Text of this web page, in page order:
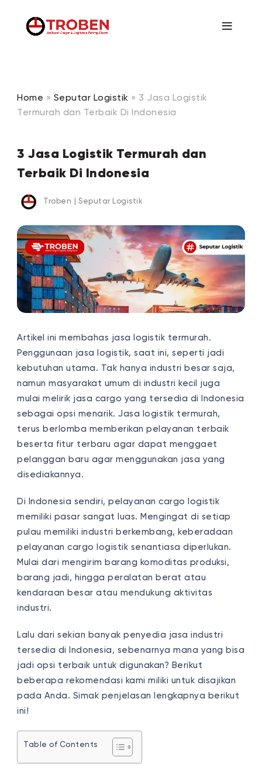
Home » Seputar Logistik » 3 Jasa Logistik
Termurah dan Terbaik Di Indonesia
3 Jasa Logistik Termurah dan
Terbaik Di Indonesia
Troben Seputar Logistik
Artikel ini membahas jasa logistik termurah.
Penggunaan jasa logistik, saat ini, seperti jadi
kebutuhan utama. Tak hanya industri besar saja,
namun masyarakat umum di industri kecil juga
mulai melirik jasa cargo yang tersedia di Indonesia
sebagai opsi menarik. Jasa logistik termurah,
terus berlomba memberikan pelayanan terbaik
beserta fitur terbaru agar dapat menggaet
pelanggan baru agar menggunakan jasa yang
disediakannya.
Di Indonesia sendiri, pelayanan cargo logistik
memiliki pasar sangat luas. Mengingat di setiap
pulau memiliki industri berkembang, keberadaan
pelayanan cargo logistik senantiasa diperlukan.
Mulai dari mengirim barang komoditas produksi,
barang jadi, hingga peralatan berat atau
kendaraan besar atau mendukung aktivitas
industri.
Lalu dari sekian banyak penyedia jasa industri
tersedia di Indonesia, sebenarnya mana yang bisa
jadi opsi terbaik untuk digunakan? Berikut
beberapa rekomendasi kami miliki untuk disajikan
pada Anda. Simak penjelasan lengkapnya berikut
ini!
Table of Contents